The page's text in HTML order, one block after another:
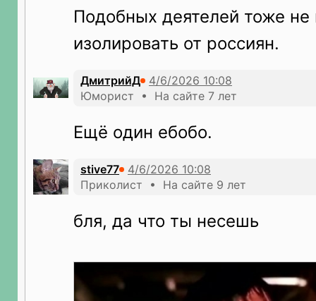
Подобных деятелей тоже
изолировать от россиян.
ДмитрийД
Юморист • На сайте 7 лет
Ещё один ебобо.
stive77
Приколист • На сайте 9 лет
бля, да что ты несешь